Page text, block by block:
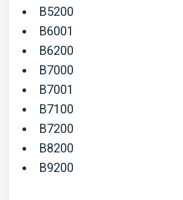
B5200
B6001
B6200
B7000
B7001
B7100
B7200
B8200
B9200